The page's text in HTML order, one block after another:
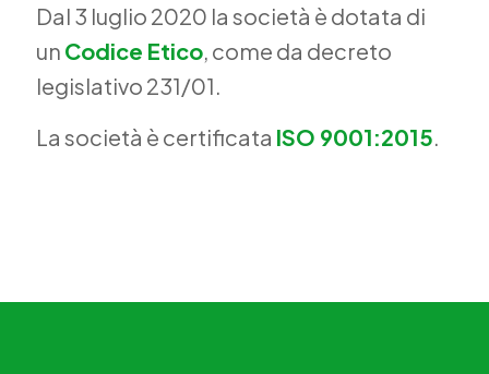
Dal 3 luglio 2020 la società è dotata di
un Codice Etico, come da decreto
legislativo 231/01.
La società è certificata ISO 9001:2015.